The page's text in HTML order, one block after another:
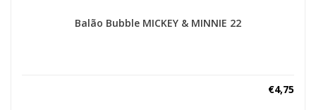
Balão Bubble MICKEY & MINNIE 22
€4,75